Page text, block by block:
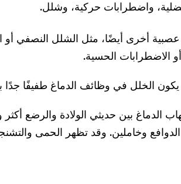
واضطرابات حركية، وشلل.
أخرى أيضًا، مثل الشلل النصفي
الاضطرابات الحسية.
الخلل في وظائف الدماغ طفيفًا جدًا
الدماغ بين حديثي الولادة والرضع
وخاملين. وقد تظهر الحمى